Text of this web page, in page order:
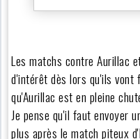
Les matchs contre Aurillac
d'intérêt dès lors qu'ils vont
qu'Aurillac est en pleine
Je pense qu'il faut envoyer
plus après le match piteux